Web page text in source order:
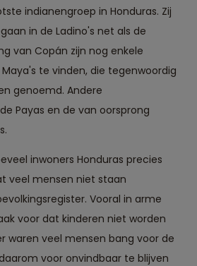
indianengroep in Honduras. Zij
in de Ladino's net als de
van Copán zijn nog enkele
te vinden, die tegenwoordig
genoemd. Andere
Payas en de van oorsprong
inwoners Honduras precies
veel mensen niet staan
Vooral in arme
voor dat kinderen niet worden
waren veel mensen bang voor de
voor onvindbaar te blijven